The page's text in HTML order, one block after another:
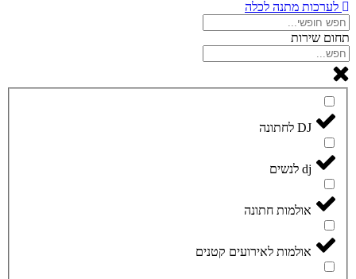
לערכות מתנה לכלה
תחום שירות
DJ לחתונה
dj לנשים
אולמות חתונה
אולמות לאירועים קטנים